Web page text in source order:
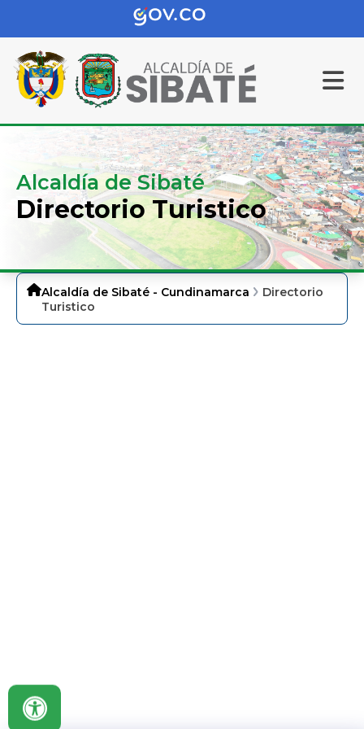
Alcaldía de Sibaté
Directorio Turistico
Alcaldía de Sibaté - Cundinamarca
Directorio
Turistico